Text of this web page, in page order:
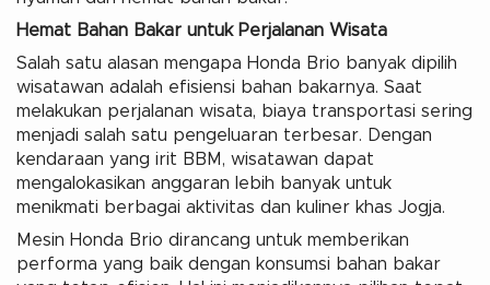
Hemat Bahan Bakar untuk Perjalanan Wisata
Salah satu alasan mengapa Honda Brio banyak dipilih
wisatawan adalah efisiensi bahan bakarnya. Saat
melakukan perjalanan wisata, biaya transportasi sering
menjadi salah satu pengeluaran terbesar. Dengan
kendaraan yang irit BBM, wisatawan dapat
mengalokasikan anggaran lebih banyak untuk
menikmati berbagai aktivitas dan kuliner khas Jogja.
Mesin Honda Brio dirancang untuk memberikan
performa yang baik dengan konsumsi bahan bakar